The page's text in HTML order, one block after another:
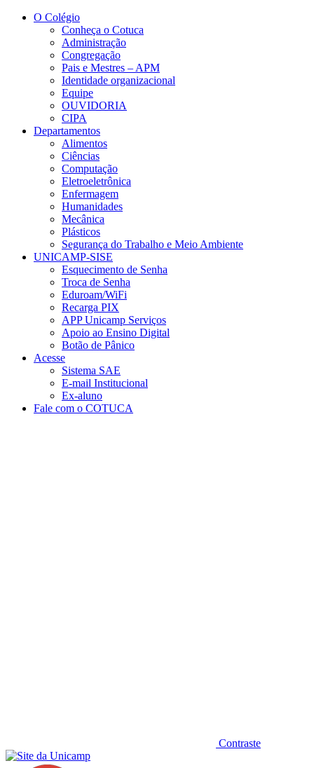
Conteúdo principal
O Colégio
Conheça o Cotuca
Administração
Congregação
Pais e Mestres – APM
Identidade organizacional
Equipe
OUVIDORIA
CIPA
Departamentos
Alimentos
Ciências
Computação
Eletroeletrônica
Enfermagem
Humanidades
Mecânica
Plásticos
Segurança do Trabalho e Meio Ambiente
UNICAMP-SISE
Esquecimento de Senha
Troca de Senha
Eduroam/WiFi
Recarga PIX
APP Unicamp Serviços
Apoio ao Ensino Digital
Botão de Pânico
Acesse
Sistema SAE
E-mail Institucional
Ex-aluno
Fale com o COTUCA
Contraste